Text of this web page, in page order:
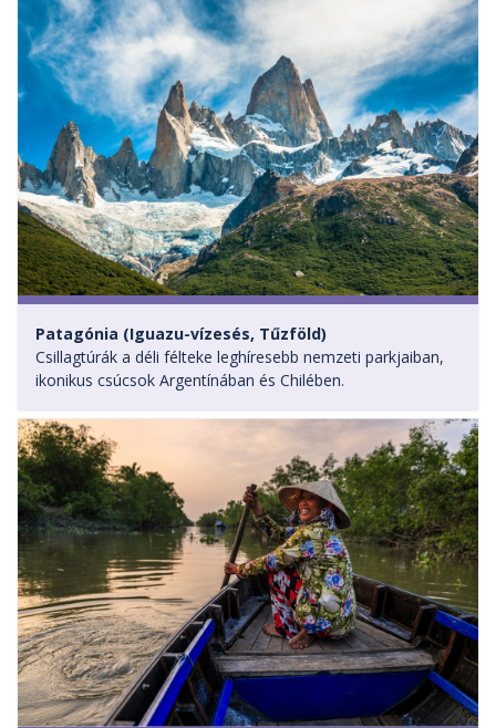
Patagónia (Iguazu-vízesés, Tűzföld)
Csillagtúrák a déli félteke leghíresebb nemzeti parkjaiban,
ikonikus csúcsok Argentínában és Chilében.